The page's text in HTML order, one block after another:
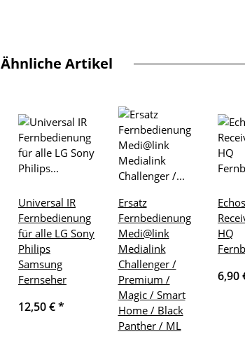
Ähnliche Artikel
Universal IR
Fernbedienung
für alle LG Sony
Philips
Samsung
Fernseher
12,50 €*
Ersatz
Fernbedienung
Medi@link
Medialink
Challenger /
Premium /
Magic / Smart
Home / Black
Panther / ML
HQ
6,90